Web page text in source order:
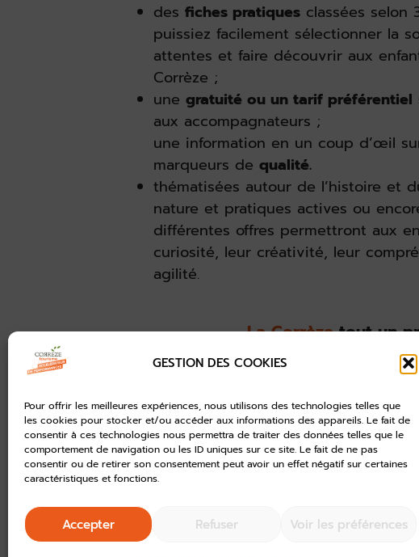
GESTION DES COOKIES
Pour offrir les meilleures expériences, nous utilisons des technologies telles que
les cookies pour stocker et/ou accéder aux informations des appareils. Le fait de
consentir à ces technologies nous permettra de traiter des données telles que le
comportement de navigation ou les ID uniques sur ce site. Le fait de ne pas
consentir ou de retirer son consentement peut avoir un effet négatif sur certaines
caractéristiques et fonctions.
Accepter Refuser Voir les préférences
des fiches pratiques classées
puissiez facilement sélectionner la
attentes et faire découvrir aux
Corrèze ;
une gratuité ou un tarif préférentiel
aux accompagnateurs ;
une information en un coup d’œil
marqueurs de qualité.
thématisées autour de l’histoire et
nature et pratiques actives ou
différentes offres permettront aux
curiosité, leur créativité, leur
agilité.
La Corrèzetout un